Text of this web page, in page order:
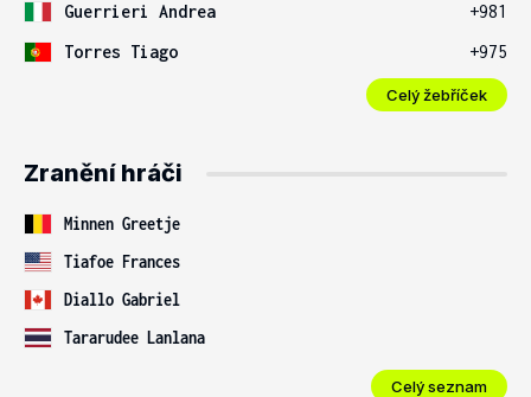
Guerrieri Andrea
+981
Torres Tiago
+975
Celý žebříček
Zranění hráči
Minnen Greetje
Tiafoe Frances
Diallo Gabriel
Tararudee Lanlana
Celý seznam